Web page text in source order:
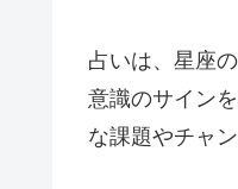
占いは、星座
意識のサイン
な課題やチャ